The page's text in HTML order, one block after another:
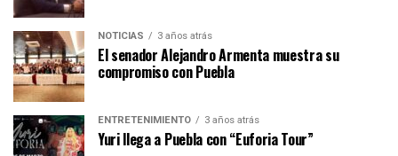
NOTICIAS 3 años atrás
El senador Alejandro Armenta muestra su
compromiso con Puebla
ENTRETENIMIENTO 3 años atrás
Yuri llega a Puebla con “Euforia Tour”